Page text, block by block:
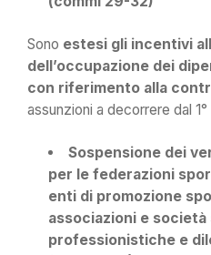
Sono estesi gli incentivi
dell’occupazione dei
con riferimento alla
assunzioni a decorrere dal
Sospensione dei
per le federazioni
enti di promozione
associazioni e
professionistiche e